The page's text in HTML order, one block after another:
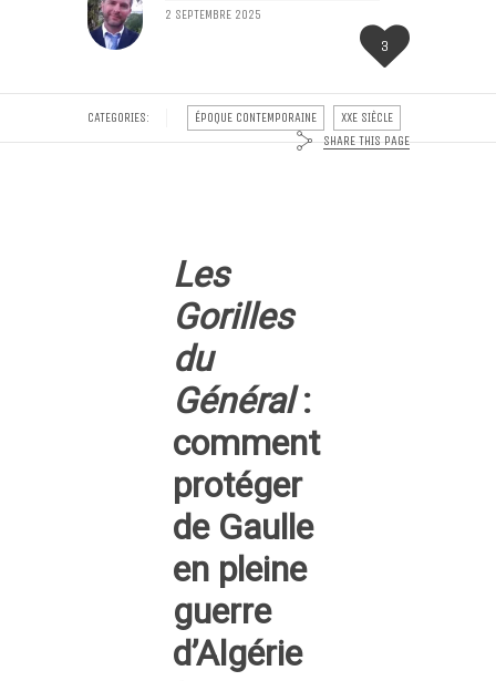
2 SEPTEMBRE 2025
3
CATEGORIES: ÉPOQUE CONTEMPORAINE
XXE SIÈCLE
SHARE THIS PAGE
Les
Gorilles
du
Général:
comment
protéger
de Gaulle
en pleine
guerre
d’Algérie